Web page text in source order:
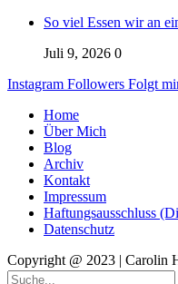
So viel Essen wir an
Juli 9, 2026 0
Instagram Followers Folgt
Home
Über Mich
Blog
Archiv
Kontakt
Impressum
Haftungsausschluss
Datenschutz
Copyright @ 2023 | Carolin